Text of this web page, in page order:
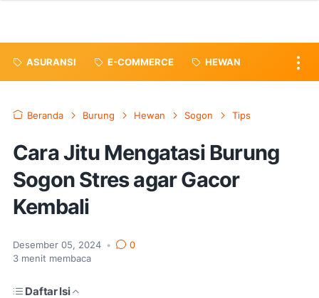
ASURANSI E-COMMERCE HEWAN
Beranda Burung Hewan Sogon Tips
Cara Jitu Mengatasi Burung
Sogon Stres agar Gacor
Kembali
Desember 05, 2024 •
0
3 menit membaca
Daftar Isi